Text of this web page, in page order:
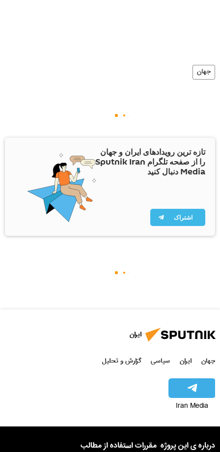
جهان
تازه ترین رویدادهای ایران و جهان
را از صفحه تلگرام Sputnik Iran
Media دنبال کنید
اشتراک
ایران
جهان ایران سیاسی گزارش و تحلیل
Iran Media
درباره ی این پروژه مقررات استفاده از مطالب